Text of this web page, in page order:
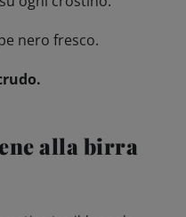
nero fresco.
alla birra